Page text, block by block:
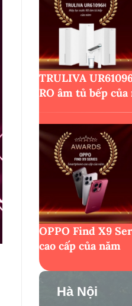
TRULIVA
RO âm tủ bếp của
OPPO Find X9
cao cấp của năm
Hà Nội